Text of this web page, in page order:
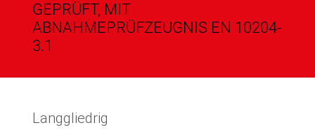
GEPRÜFT, MIT
ABNAHMEPRÜFZEUGNIS EN 10204-
3.1
Langgliedrig